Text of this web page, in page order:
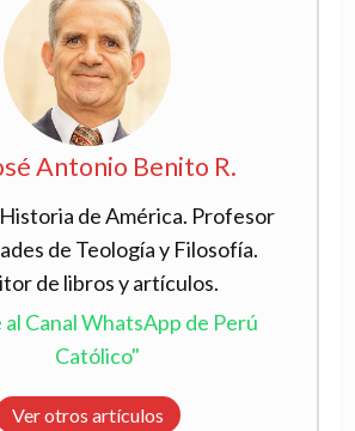
Antonio Benito R.
de América. Profesor
de Teología y Filosofía.
de libros y artículos.
Canal WhatsApp de Perú
Católico"
Ver otros artículos